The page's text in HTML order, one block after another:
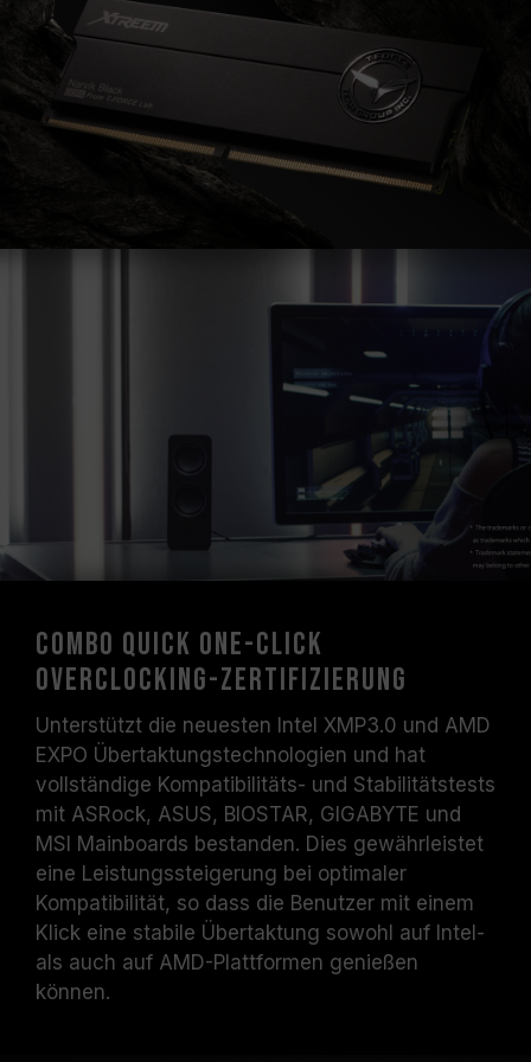
Speichers hängt von den BIOS-Einstellungen
des Systems und der Kompatibilität von
Motherboard und CPU ab.
Wenn XMP 3.0 (Intel) oder EXPO (AMD)
nicht aktiviert ist, läuft der Speicher mit der
SPD-Standardfrequenz (JEDEC-Standard),
z. B. DDR5-4800 (oder niedriger). Dies ist
Hauptplatinen können die angegebene
Frequenz nicht erreichen, da die endgültige
Betriebsfrequenz von den
Eine Übertaktung (wie z. B. die Aktivierung
von XMP 3.0 / EXPO-Einstellungen) ist nicht
Teil des JEDEC-Standards und kann die
Systemstabilität beinträchtigen. Falls die
Übertaktung zur Instabilität des Systems
Standardeinstellungen zurück.
Die angegebene Frequenz des
Speichermoduls ist die maximal erreichbare
Frequenz. Sie wird jedoch nicht von allen
Systemen erreicht werden können.
Vergewissern Sie sich, dass Ihr Motherboard
und Ihr Prozessor die entsprechenden
Übertaktungstechnologien (XMP 3.0 /
EXPO) unterstützen; andernfalls erreicht der
Speicher eventuell nicht die angegebene
Übertaktungsfrequenz.
TEAMGROUP-Speichermodule werden unter
normalen Spannungsbedingungen getestet.
Bei Problemen mit dem Prozessor oder dem
Combo Quick One-Click
Overclocking-Zertifizierung
Unterstützt die neuesten Intel XMP3.0 und AMD
EXPO Übertaktungstechnologien und hat
vollständige Kompatibilitäts- und Stabilitätstests
mit ASRock, ASUS, BIOSTAR, GIGABYTE und
MSI Mainboards bestanden. Dies gewährleistet
eine Leistungssteigerung bei optimaler
Kompatibilität, so dass die Benutzer mit einem
Klick eine stabile Übertaktung sowohl auf Intel-
als auch auf AMD-Plattformen genießen
können.